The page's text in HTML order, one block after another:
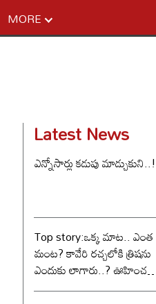
MORE
Latest News
ఎన్నోసార్లు కడుపు మాడ్చుకుని..!
Top story:ఒక్క మాట.. ఎంత
మంట? కావేరి రచ్చలోకి త్రిషను
ఎందుకు లాగారు..? ఊహించని
రేంజ్ లో బుక్కైన చిన్న స్టాలిన్..!